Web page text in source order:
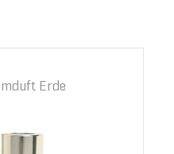
Erde